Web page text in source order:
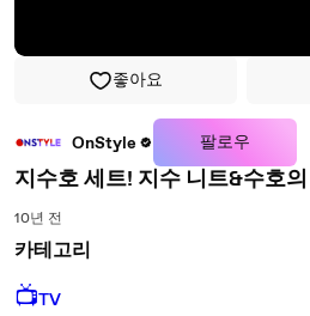
좋아요
OnStyle 팔로우
지수호 세트! 지수 니트&수호
10년 전
카테고리
📺TV